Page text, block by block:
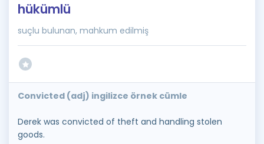
hükümlü
suçlu bulunan, mahkum edilmiş
Convicted (adj) ingilizce örnek cümle
Derek was convicted of theft and handling stolen
goods.